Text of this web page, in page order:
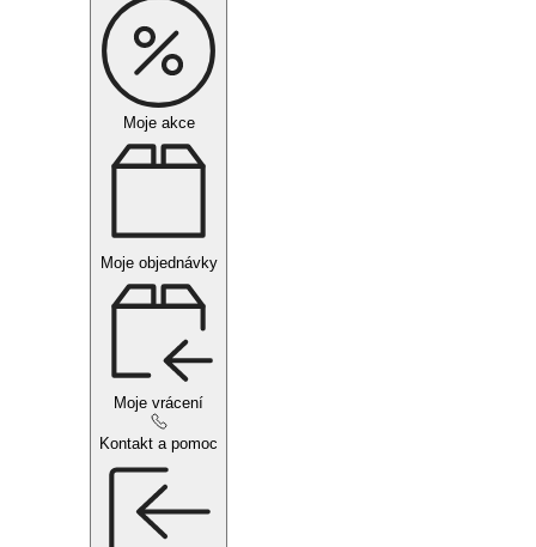
Moje akce
Moje objednávky
Moje vrácení
Kontakt a pomoc